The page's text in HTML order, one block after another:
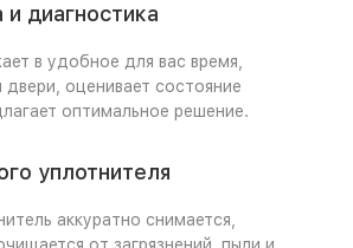
диагностика
в удобное для вас время,
двери, оценивает состояние
оптимальное решение.
уплотнителя
аккуратно снимается,